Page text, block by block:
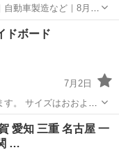
動車製造など｜8月入
2,050円！さらに長く働
ドボード
7月2日
よそ
、奥行45センチとなり
さ
愛知 三重 名古屋 一
…